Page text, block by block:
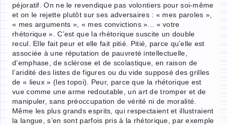
péjoratif. On ne le revendique pas volontiers pour soi-même
et on le rejette plutôt sur ses adversaires : « mes paroles »,
« mes arguments », « mes convictions »... « votre
rhétorique ». C’est que la rhétorique suscite un double
recul. Elle fait peur et elle fait pitié. Pitié, parce qu’elle est
associée à une réputation de pauvreté intellectuelle,
d’emphase, de sclérose et de scolastique, en raison de
l’aridité des listes de figures ou du vide supposé des grilles
de « lieux » (les topoi). Peur, parce que la rhétorique est
vue comme une arme redoutable, un art de tromper et de
manipuler, sans préoccupation de vérité ni de moralité.
Même les plus grands esprits, qui respectaient et illustraient
la langue, s’en sont parfois pris à la rhétorique, par exemple